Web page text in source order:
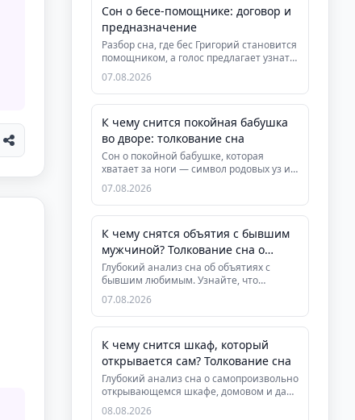
Сон о бесе-помощнике: договор и
предназначение
Разбор сна, где бес Григорий становится
помощником, а голос предлагает узнать
предназначение за плат...
07.08.2026
К чему снится покойная бабушка
во дворе: толкование сна
Сон о покойной бабушке, которая
хватает за ноги — символ родовых уз и
необходимости установить грани...
07.08.2026
К чему снятся объятия с бывшим
мужчиной? Толкование сна о
расставании
Глубокий анализ сна об объятиях с
бывшим любимым. Узнайте, что
означает этот сон, как он помогает за...
07.08.2026
К чему снится шкаф, который
открывается сам? Толкование сна
Глубокий анализ сна о самопроизвольно
открывающемся шкафе, домовом и даре
видеть скрытую суть людей....
08.08.2026